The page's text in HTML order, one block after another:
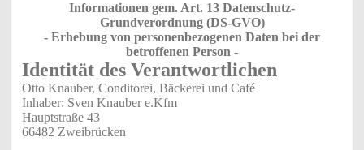
Informationen gem. Art. 13 Datenschutz-
Grundverordnung (DS-GVO)
- Erhebung von personenbezogenen Daten bei der
betroffenen Person -
Identität des Verantwortlichen
Otto Knauber, Conditorei, Bäckerei und Café
Inhaber: Sven Knauber e.Kfm
Hauptstraße 43
66482 Zweibrücken